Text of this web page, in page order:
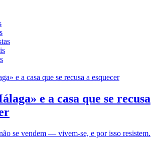
e a casa que se recusa
se vendem — vivem-se, e por isso resistem.